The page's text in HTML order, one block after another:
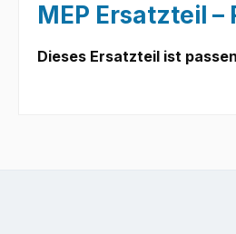
MEP Ersatzteil –
Dieses Ersatzteil ist